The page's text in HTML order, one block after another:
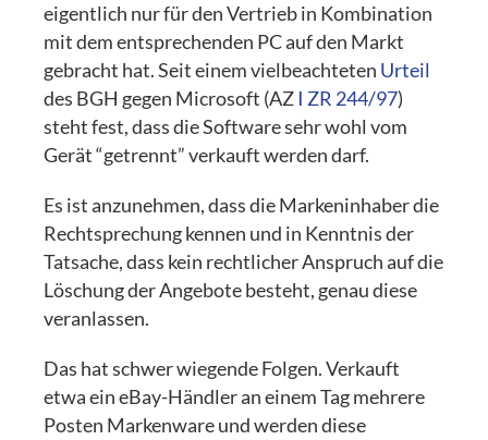
eigentlich nur für den Vertrieb in Kombination
mit dem entsprechenden PC auf den Markt
gebracht hat. Seit einem vielbeachteten Urteil
des BGH gegen Microsoft (AZI ZR 244/97)
steht fest, dass die Software sehr wohl vom
Gerät “getrennt” verkauft werden darf.
Es ist anzunehmen, dass die Markeninhaber die
Rechtsprechung kennen und in Kenntnis der
Tatsache, dass kein rechtlicher Anspruch auf die
Löschung der Angebote besteht, genau diese
veranlassen.
Das hat schwer wiegende Folgen. Verkauft
etwa ein eBay-Händler an einem Tag mehrere
Posten Markenware und werden diese